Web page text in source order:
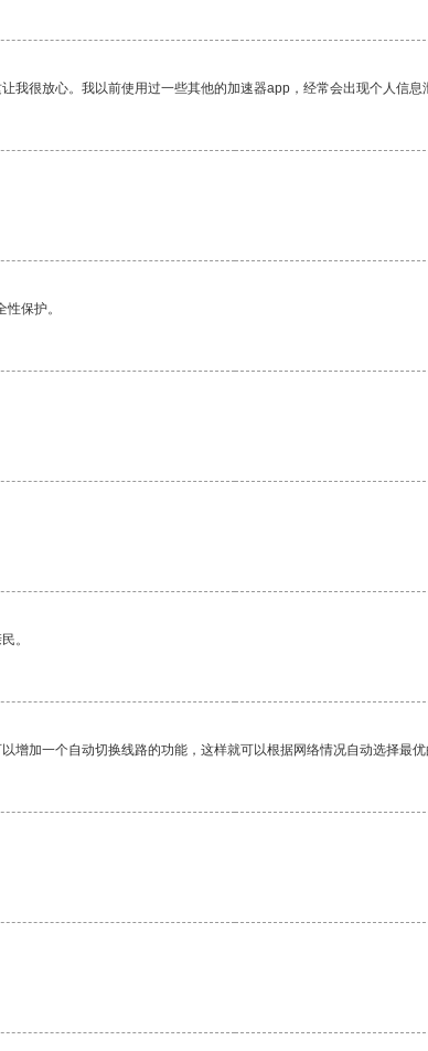
我很放心。我以前使用过一些其他的加速器app，经常会出现个人信息
保护。
。
增加一个自动切换线路的功能，这样就可以根据网络情况自动选择最优